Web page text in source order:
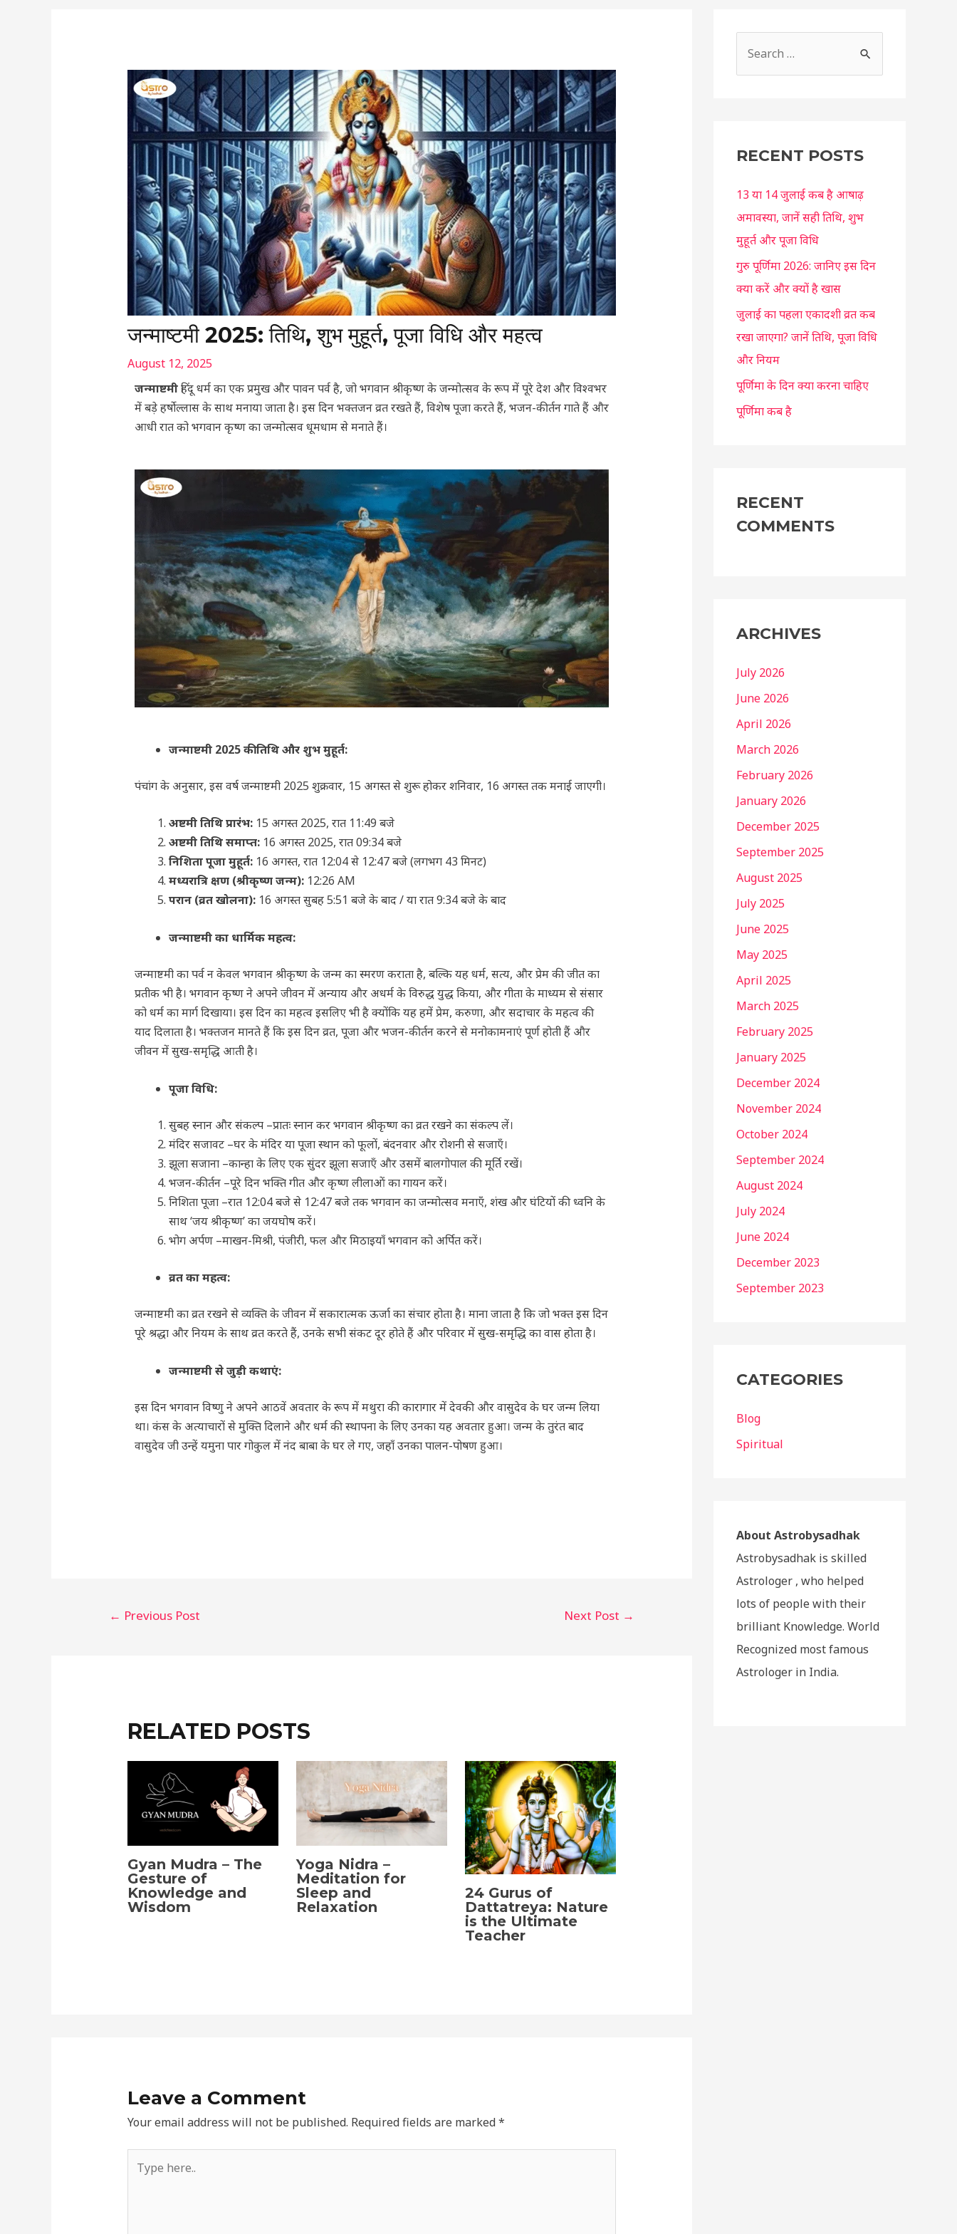
जन्माष्टमी 2025: तिथि, शुभ मुहूर्त, पूजा विधि और महत्व
August 12, 2025
जन्माष्टमीहिंदू धर्म का एक प्रमुख और पावन पर्व है, जो भगवान श्रीकृष्ण के जन्मोत्सव के रूप में पूरे देश और विश्वभर
में बड़े हर्षोल्लास के साथ मनाया जाता है। इस दिन भक्तजन व्रत रखते हैं, विशेष पूजा करते हैं, भजन-कीर्तन गाते हैं और
आधी रात को भगवान कृष्ण का जन्मोत्सव धूमधाम से मनाते हैं।
जन्माष्टमी 2025 की तिथि और शुभ मुहूर्त:
पंचांग के अनुसार, इस वर्ष जन्माष्टमी 2025 शुक्रवार, 15 अगस्त से शुरू होकर शनिवार, 16 अगस्त तक मनाई जाएगी।
अष्टमी तिथि प्रारंभ: 15 अगस्त 2025, रात 11:49 बजे
अष्टमी तिथि समाप्त: 16 अगस्त 2025, रात 09:34 बजे
निशिता पूजा मुहूर्त:16 अगस्त, रात 12:04 से 12:47 बजे (लगभग 43 मिनट)
मध्यरात्रि क्षण (श्रीकृष्ण जन्म): 12:26 AM
परान (व्रत खोलना): 16 अगस्त सुबह 5:51 बजे के बाद / या रात 9:34 बजे के बाद
जन्माष्टमीका धार्मिकमहत्व:
जन्माष्टमी का पर्व न केवल भगवान श्रीकृष्ण के जन्म का स्मरण कराता है, बल्कि यह धर्म, सत्य, और प्रेम की जीत का
प्रतीक भी है। भगवान कृष्ण ने अपने जीवन में अन्याय और अधर्म के विरुद्ध युद्ध किया, और गीता के माध्यम से संसार
को धर्म का मार्ग दिखाया। इस दिन का महत्व इसलिए भी है क्योंकि यह हमें प्रेम, करुणा, और सदाचार के महत्व की
याद दिलाता है। भक्तजन मानते हैं कि इस दिन व्रत, पूजा और भजन-कीर्तन करने से मनोकामनाएं पूर्ण होती हैं और
जीवन में सुख-समृद्धि आती है।
पूजा विधि:
सुबह स्नान और संकल्प –प्रातः स्नान कर भगवान श्रीकृष्ण का व्रत रखने का संकल्प लें।
मंदिर सजावट –घर के मंदिर या पूजा स्थान को फूलों, बंदनवार और रोशनी से सजाएँ।
झूला सजाना –कान्हा के लिए एक सुंदर झूला सजाएँ और उसमें बालगोपाल की मूर्ति रखें।
भजन-कीर्तन –पूरे दिन भक्ति गीत और कृष्ण लीलाओं का गायन करें।
निशिता पूजा –रात 12:04 बजे से 12:47 बजे तक भगवान का जन्मोत्सव मनाएँ, शंख और घंटियों की ध्वनि के
साथ ‘जय श्रीकृष्ण’ का जयघोष करें।
भोग अर्पण –माखन-मिश्री, पंजीरी, फल और मिठाइयाँ भगवान को अर्पित करें।
व्रत कामहत्व:
जन्माष्टमी का व्रत रखने से व्यक्ति के जीवन में सकारात्मक ऊर्जा का संचार होता है। माना जाता है कि जो भक्त इस दिन
पूरे श्रद्धा और नियम के साथ व्रत करते हैं, उनके सभी संकट दूर होते हैं और परिवार में सुख-समृद्धि का वास होता है।
जन्माष्टमी से जुड़ी कथाएं:
इस दिन भगवान विष्णु ने अपने आठवें अवतार के रूप में मथुरा की कारागार में देवकी और वासुदेव के घर जन्म लिया
था। कंस के अत्याचारों से मुक्ति दिलाने और धर्म की स्थापना के लिए उनका यह अवतार हुआ। जन्म के तुरंत बाद
वासुदेव जी उन्हें यमुना पार गोकुल में नंद बाबा के घर ले गए, जहाँ उनका पालन-पोषण हुआ।
← Previous Post Next Post →
RELATED POSTS
Gyan Mudra – The
Gesture of
Knowledge and
Wisdom
Yoga Nidra –
Meditation for
Sleep and
Relaxation
24 Gurus of
Dattatreya: Nature
is the Ultimate
Teacher
Leave a Comment
Your email address will not be published. Required fields are marked*
here..
e
c
f
o
r
:
RECENT POSTS
13 या 14 जुलाई कब है आषाढ़
अमावस्या, जानें सही तिथि, शुभ
मुहूर्त और पूजा विधि
गुरु पूर्णिमा 2026: जानिए इस दिन
क्या करें और क्यों है खास
जुलाई का पहला एकादशी व्रत कब
रखा जाएगा? जानें तिथि, पूजा विधि
और नियम
पूर्णिमा के दिन क्या करना चाहिए
पूर्णिमा कब है
RECENT
COMMENTS
ARCHIVES
July 2026
June 2026
April 2026
March 2026
February 2026
January 2026
December 2025
September 2025
August 2025
July 2025
June 2025
May 2025
April 2025
March 2025
February 2025
January 2025
December 2024
November 2024
October 2024
September 2024
August 2024
July 2024
June 2024
December 2023
September 2023
CATEGORIES
Blog
Spiritual
About Astrobysadhak
Astrobysadhak is skilled
Astrologer , who helped
lots of people with their
brilliant Knowledge. World
Recognized most famous
Astrologer in India.